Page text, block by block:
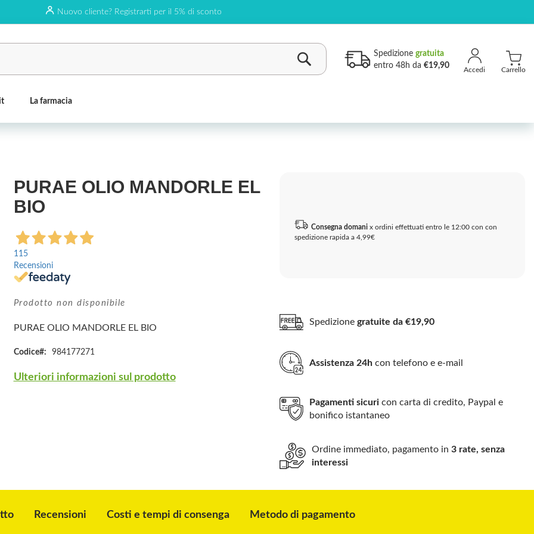
Nuovo cliente? Registrarti per il 5% di sconto
Carrello
Spedizione gratuita
entro 48h da €19,90
La farmacia
PURAE OLIO MANDORLE EL
BIO
115
Recensioni
Prodotto non disponibile
PURAE OLIO MANDORLE EL BIO
Codice 984177271
Ulteriori informazioni sul prodotto
Consegna domani x ordini effettuati entro le 12:00 con con
spedizione rapida a 4,99€
Spedizionegratuite da €19,90
Assistenza 24h con telefono e e-mail
Pagamenti sicuri con carta di credito, Paypal e
bonifico istantaneo
Ordine immediato, pagamento in3 rate, senza
interessi
Recensioni Costi e tempi di consenga Metodo di pagamento